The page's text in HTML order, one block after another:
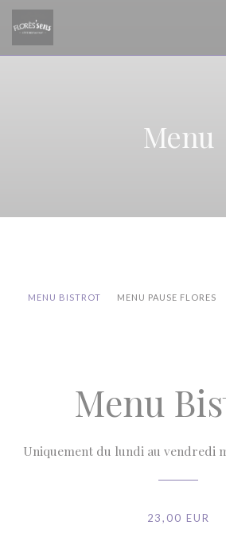
Panel pro správu cookies
Menu
MENU BISTROT MENU PAUSE FLORES
Menu
Uniquement du lundi au vendredi
23,00 EUR